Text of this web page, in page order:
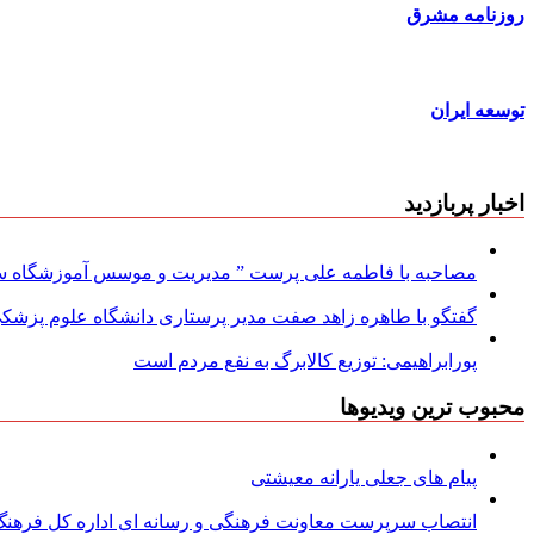
روزنامه مشرق
توسعه ایران
اخبار پربازدید
مصاحبه با فاطمه علی پرست ” مدیریت و موسس آموزشگاه
گفتگو با طاهره زاهد صفت مدیر پرستاری دانشگاه علوم
پورابراهیمی: توزیع کالابرگ به نفع مردم است
محبوب ترین ویدیوها
پیام های جعلی یارانه معیشتی
انتصاب سرپرست معاونت فرهنگی و رسانه ای اداره کل